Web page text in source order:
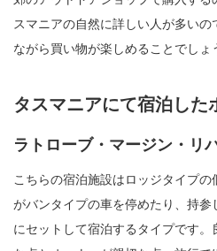
スマニアの自然に詳しい人が多い
ながら買い物が楽しめることでしょ
タスマニアにて宿泊した
ラトローブ・マージン・リ
こちらの宿泊施設はロッジタイプ
がバンタイプの車を停めたり、持参
にセットして宿泊するタイプです